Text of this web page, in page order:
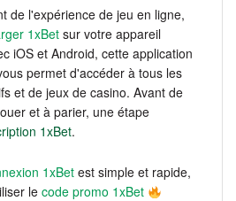
de l'expérience de jeu en ligne,
1xBet sur votre appareil
iOS et Android, cette application
permet d'accéder à tous les
et de jeux de casino. Avant de
et à parier, une étape
1xBet.
1xBet est simple et rapide,
le code promo 1xBet